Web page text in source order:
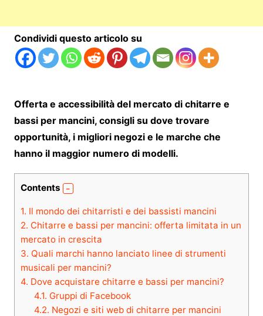
Condividi questo articolo su
Offerta e accessibilità del mercato di chitarre e
bassi per mancini, consigli su dove trovare
opportunità, i migliori negozi e le marche che
hanno il maggior numero di modelli.
Contents
1. Il mondo dei chitarristi e dei bassisti mancini
2. Chitarre e bassi per mancini: offerta limitata in un
mercato in crescita
3. Quali marchi hanno lanciato linee di strumenti
musicali per mancini?
4. Dove acquistare chitarre e bassi per mancini?
4.1. Gruppi di Facebook
4.2. Negozi e siti web di chitarre per mancini